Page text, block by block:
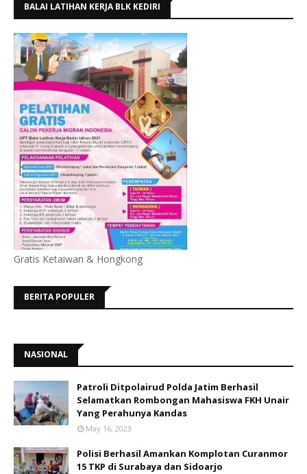
BALAI LATIHAN KERJA BLK KEDIRI
Gratis Ketaiwan & Hongkong
BERITA POPULER
NASIONAL
Patroli Ditpolairud Polda Jatim Berhasil
Selamatkan Rombongan Mahasiswa FKH Unair
Yang Perahunya Kandas
May 16, 2023
Polisi Berhasil Amankan Komplotan Curanmor
15 TKP di Surabaya dan Sidoarjo